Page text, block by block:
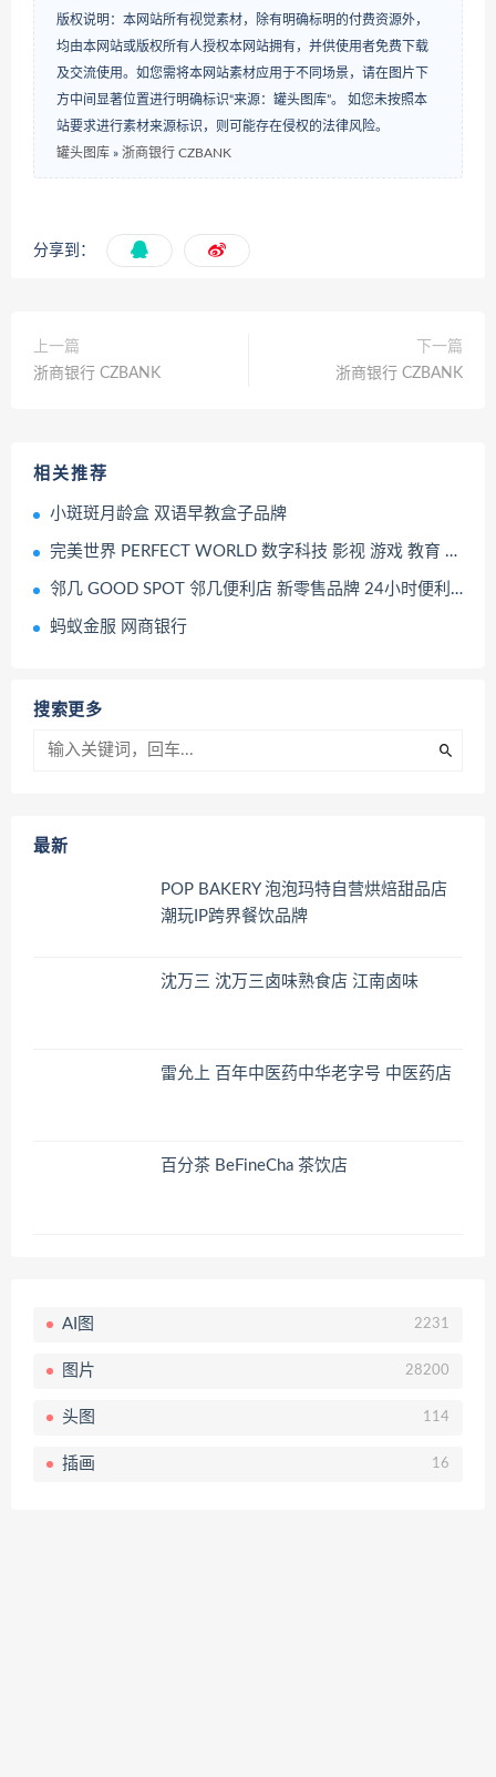
版权说明：本网站所有视觉素材，除有明确标明的付费资源外，
均由本网站或版权所有人授权本网站拥有，并供使用者免费下载
及交流使用。如您需将本网站素材应用于不同场景，请在图片下
方中间显著位置进行明确标识“来源：罐头图库”。 如您未按照本
站要求进行素材来源标识，则可能存在侵权的法律风险。
罐头图库 » 浙商银行 CZBANK
分享到：
上一篇
浙商银行 CZBANK
下一篇
浙商银行 CZBANK
相关推荐
小斑斑月龄盒 双语早教盒子品牌
完美世界 PERFECT WORLD 数字科技 影视 游戏 教育 电竞
邻几 GOOD SPOT 邻几便利店 新零售品牌 24小时便利店 商店
蚂蚁金服 网商银行
搜索更多
最新
POP BAKERY 泡泡玛特自营烘焙甜品店
潮玩IP跨界餐饮品牌
沈万三 沈万三卤味熟食店 江南卤味
雷允上 百年中医药中华老字号 中医药店
百分茶 BeFineCha 茶饮店
AI图 2231
图片 28200
头图 114
插画 16